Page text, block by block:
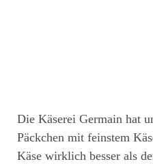
Die Käserei Germain hat
Päckchen mit feinstem
Käse wirklich besser als